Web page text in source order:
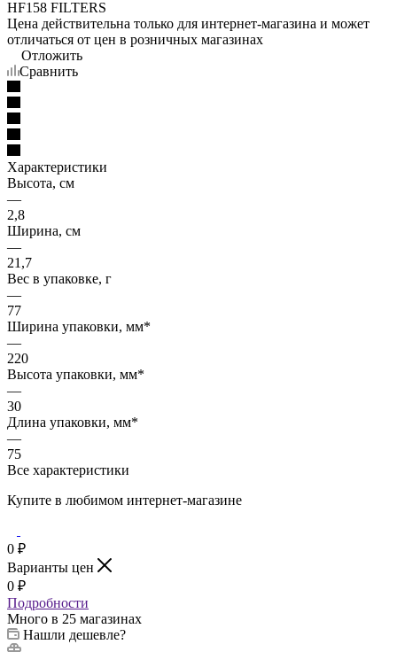
Цена действительна только для интернет-магазина и может
отличаться от цен в розничных магазинах
Отложить
Сравнить
Характеристики
Высота, см
—
2,8
Ширина, см
—
21,7
Вес в упаковке, г
—
77
Ширина упаковки, мм*
—
220
Высота упаковки, мм*
—
30
Длина упаковки, мм*
—
75
Все характеристики
Купите в любимом интернет-магазине
0 ₽
Варианты цен
0 ₽
Подробности
Много в 25 магазинах
Нашли дешевле?